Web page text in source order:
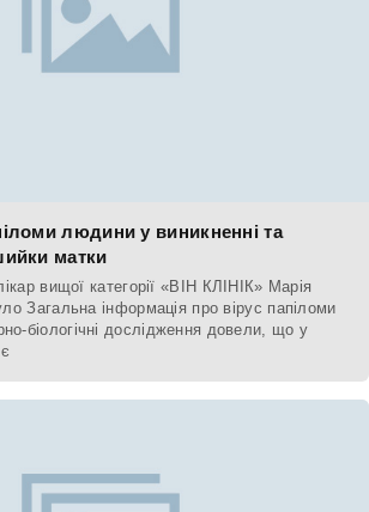
людини у виникненні та
матки
вищої категорії «ВІН КЛІНІК» Марія
Загальна інформація про вірус папіломи
біологічні дослідження довели, що у